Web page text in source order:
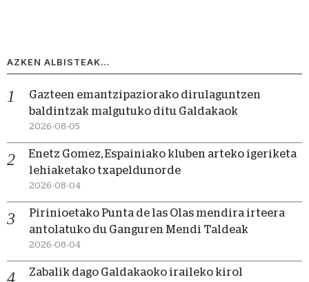
AZKEN ALBISTEAK…
Gazteen emantzipaziorako dirulaguntzen
baldintzak malgutuko ditu Galdakaok
2026-08-05
Enetz Gomez, Espainiako kluben arteko igeriketa
lehiaketako txapeldunorde
2026-08-04
Pirinioetako Punta de las Olas mendira irteera
antolatuko du Ganguren Mendi Taldeak
2026-08-04
Zabalik dago Galdakaoko iraileko kirol